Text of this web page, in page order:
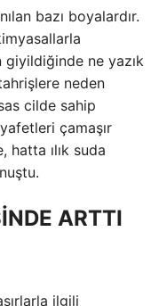
bazı boyalardır.
giyildiğinde ne yazık
neden
cilde sahip
çamaşır
hatta ılık suda
ARTTI
ilgili